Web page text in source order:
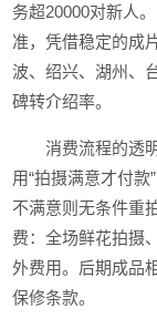
务超20000对新人
准，凭借稳定的成
波、绍兴、湖州、
碑转介绍率。
消费流程的透
用“拍摄满意才付款
不满意则无条件重
费：全场鲜花拍摄
外费用。后期成品
保修条款。